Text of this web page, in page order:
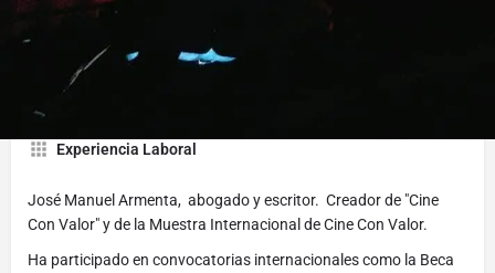
Valor en Acapulco, Guerrero. 2010-2014. www
cineconvalormexico wordpress.com Autor de los libros Derecho
Inmobiliario Mexicano Nahui Olin, la musa mexicana, El Príncipe
de Judá.
Experiencia Laboral
José Manuel Armenta, abogado y escritor. Creador de "Cine
Con Valor" y de la Muestra Internacional de Cine Con Valor.
Ha participado en convocatorias internacionales como la Beca